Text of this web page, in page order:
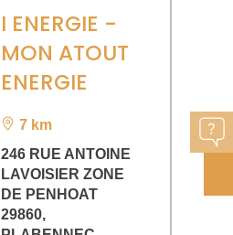
I ENERGIE -
MON ATOUT
ENERGIE
7 km
246 RUE ANTOINE
LAVOISIER ZONE
DE PENHOAT
29860,